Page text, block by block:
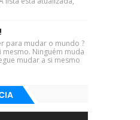
para mudar o mundo ?
Ninguém muda
mudar a si mesmo